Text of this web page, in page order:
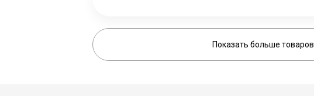
Показать больше товаров